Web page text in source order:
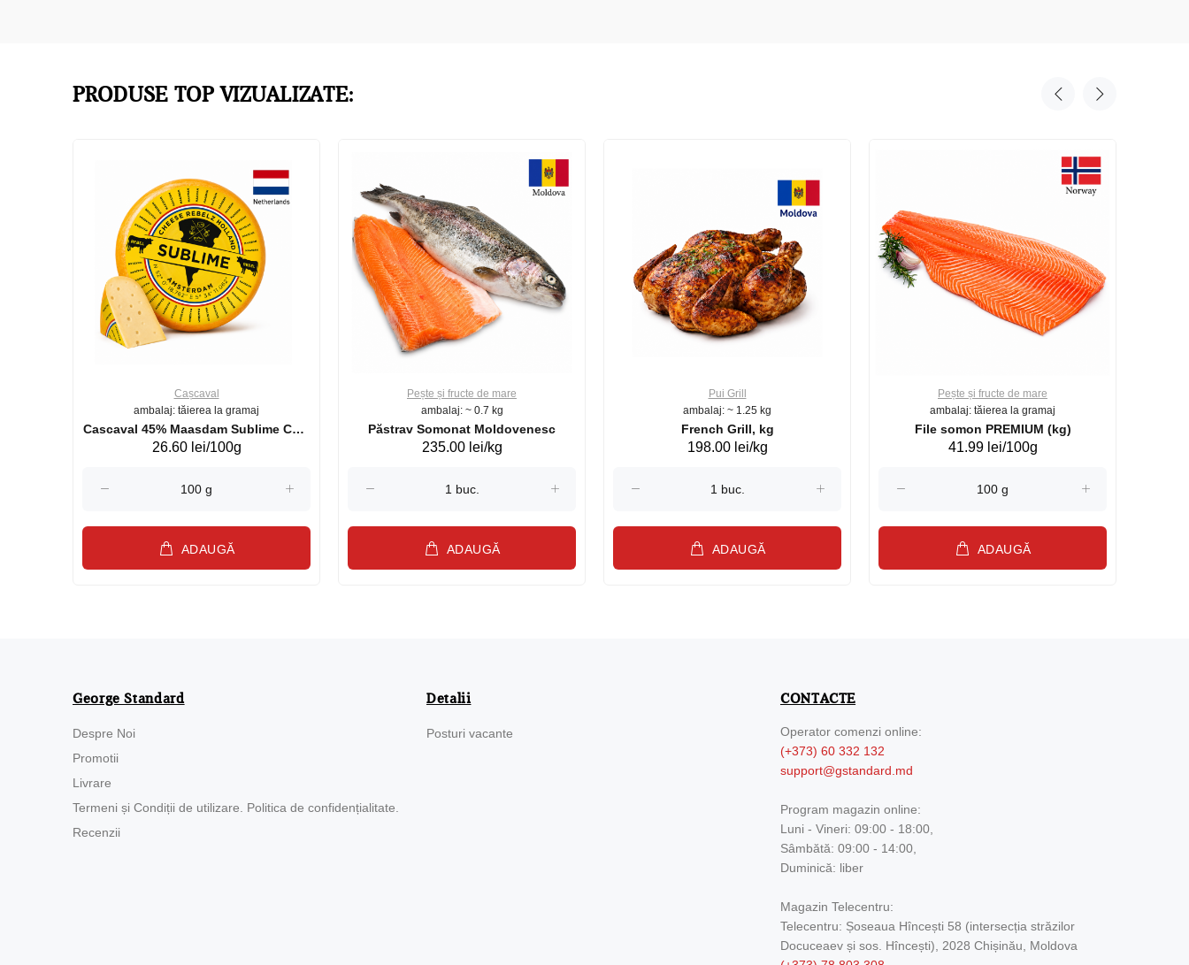
PRODUSE TOP VIZUALIZATE:
Cașcaval
ambalaj: tăierea la gramaj
Cascaval 45% Maasdam Sublime Cow
(075002)
26.60 lei/100g
ADAUGĂ
Pește și fructe de mare
ambalaj: ~ 0.7 kg
Păstrav Somonat Moldovenesc
235.00 lei/kg
ADAUGĂ
Pui Grill
ambalaj: ~ 1.25 kg
French Grill, kg
198.00 lei/kg
ADAUGĂ
Pește și fructe de mare
ambalaj: tăierea la gramaj
File somon PREMIUM (kg)
41.99 lei/100g
ADAUGĂ
George Standard
Despre Noi
Promotii
Livrare
Termeni și Condiții de utilizare. Politica de confidențialitate.
Recenzii
Detalii
Posturi vacante
CONTACTE
Operator comenzi online:
(+373) 60 332 132
support@gstandard.md
Program magazin online:
Luni - Vineri: 09:00 - 18:00,
Sâmbătă: 09:00 - 14:00,
Duminică: liber
Magazin Telecentru:
Telecentru: Șoseaua Hîncești 58 (intersecția străzilor
Docuceaev și sos. Hîncești), 2028 Chișinău, Moldova